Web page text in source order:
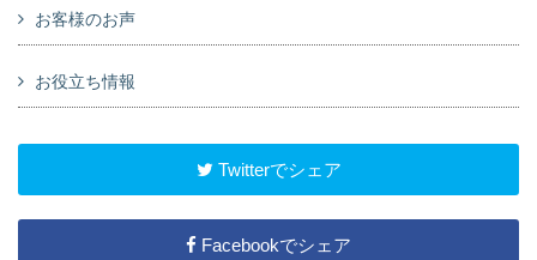
お客様のお声
お役立ち情報
Twitterでシェア
Facebookでシェア